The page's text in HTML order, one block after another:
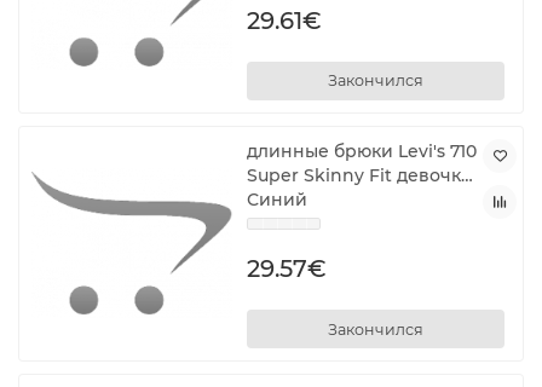
29.61€
Закончился
длинные брюки Levi's 710
Super Skinny Fit девочка
Синий
29.57€
Закончился